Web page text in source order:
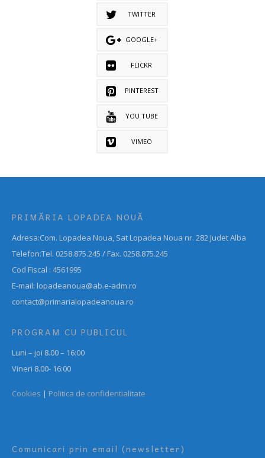
TWITTER
GOOGLE+
FLICKR
PINTEREST
YOU TUBE
VIMEO
PRIMĂRIA LOPADEA NOUĂ
Adresa:Com. Lopadea Noua, Sat Lopadea Noua nr. 282 Judet Alba
Telefon:Tel. 0258.875.245 / Fax. 0258.875.245
Cod Fiscal : 4561995
E-mail: lopadeanoua@ab.e-adm.ro
contact@primarialopadeanoua.ro
PROGRAM CU PUBLICUL
Luni – joi 8.00 – 16:00
Vineri 8.00- 16:00
Cookies | Politica de confidentialitate
Comunicari prin email (newsletter)